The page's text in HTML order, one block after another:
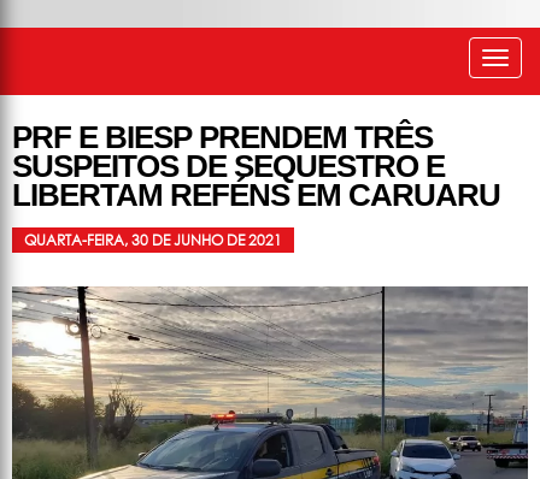
PRF E BIESP PRENDEM TRÊS
SUSPEITOS DE SEQUESTRO E
LIBERTAM REFÉNS EM CARUARU
QUARTA-FEIRA, 30 DE JUNHO DE 2021